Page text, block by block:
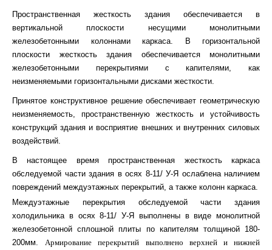
Пространственная жесткость здания обеспечивается в
вертикальной плоскости несущими монолитными
железобетонными колоннами каркаса. В горизонтальной
плоскости жесткость здания обеспечивается монолитными
железобетонными перекрытиями с капителями, как
неизменяемыми горизонтальными дисками жесткости.
Принятое конструктивное решение обеспечивает геометрическую
неизменяемость, пространственную жесткость и устойчивость
конструкций здания и восприятие внешних и внутренних силовых
воздействий.
В настоящее время пространственная жесткость каркаса
обследуемой части здания в осях 8-11/ У-Я ослаблена наличием
повреждений междуэтажных перекрытий, а также колонн каркаса.
Междуэтажные перекрытия обследуемой части здания
холодильника в осях 8-11/ У-Я выполнены в виде монолитной
железобетонной сплошной плиты по капителям толщиной 180-
200мм. Армирование перекрытий выполнено верхней и нижней